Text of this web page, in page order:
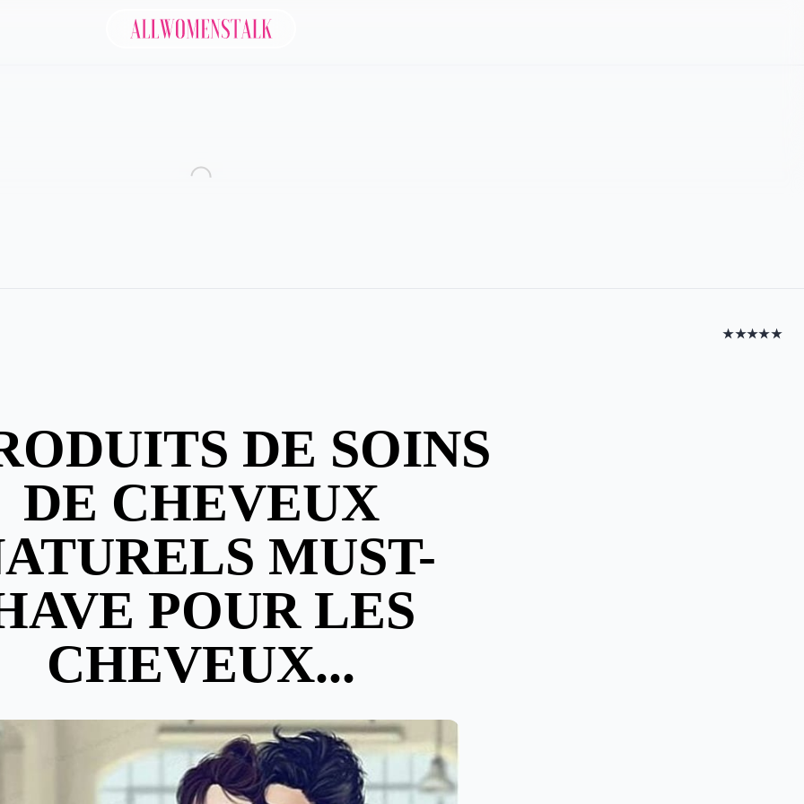
Allwomenstalk
★★★★★
DE SOINS
DE CHEVEUX
MUST-
POUR LES
CHEVEUX...